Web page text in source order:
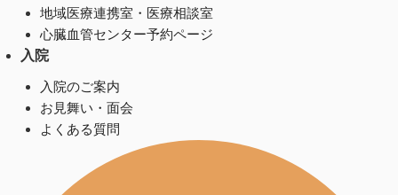
地域医療連携室・医療相談室
心臓血管センター予約ページ
入院
入院のご案内
お見舞い・面会
よくある質問